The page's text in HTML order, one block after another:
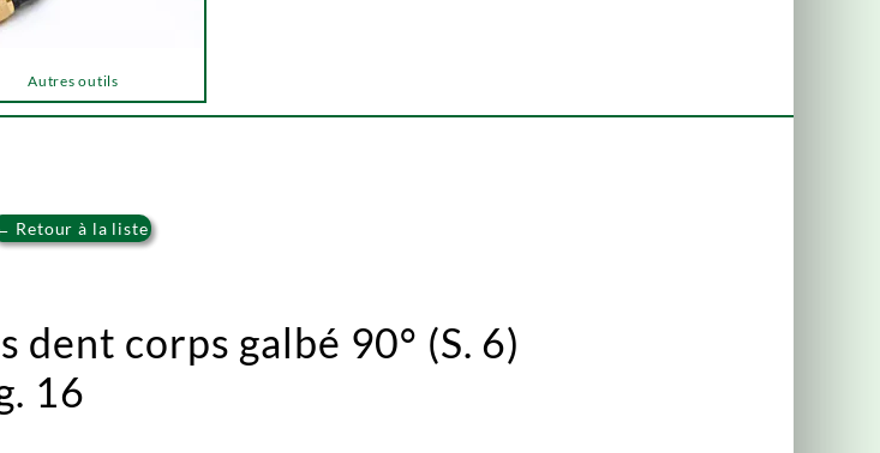
Autres outils
Retour à la liste
dent corps galbé 90° (S. 6)
16